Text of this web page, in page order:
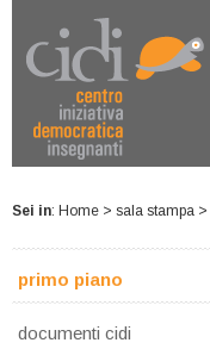
Sei in: Home > sala stampa >
primo piano
documenti cidi